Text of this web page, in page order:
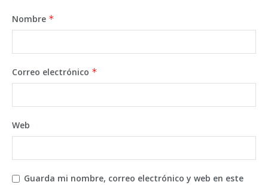
Nombre *
Correo electrónico *
Web
Guarda mi nombre, correo electrónico y web en este